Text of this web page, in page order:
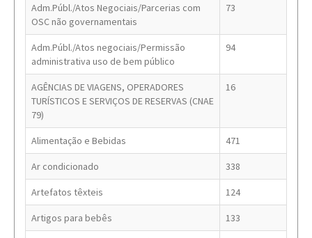
Adm.Públ./Atos Negociais/Parcerias com
OSC não governamentais
73
Adm.Públ./Atos negociais/Permissão
administrativa uso de bem público
94
AGÊNCIAS DE VIAGENS, OPERADORES
TURÍSTICOS E SERVIÇOS DE RESERVAS (CNAE
79)
16
Alimentação e Bebidas 471
Ar condicionado 338
Artefatos têxteis 124
Artigos para bebês 133